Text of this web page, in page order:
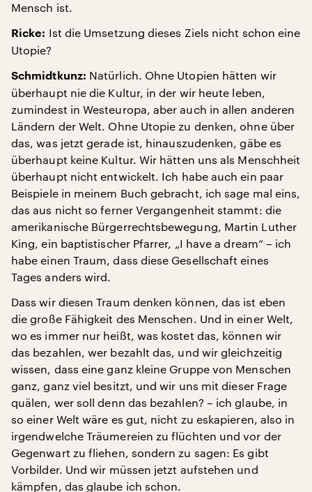
Mensch ist.
Ricke: Ist die Umsetzung dieses Ziels nicht schon eine
Utopie?
Schmidtkunz: Natürlich. Ohne Utopien hätten wir
überhaupt nie die Kultur, in der wir heute leben,
zumindest in Westeuropa, aber auch in allen anderen
Ländern der Welt. Ohne Utopie zu denken, ohne über
das, was jetzt gerade ist, hinauszudenken, gäbe es
überhaupt keine Kultur. Wir hätten uns als Menschheit
überhaupt nicht entwickelt. Ich habe auch ein paar
Beispiele in meinem Buch gebracht, ich sage mal eins,
das aus nicht so ferner Vergangenheit stammt: die
amerikanische Bürgerrechtsbewegung, Martin Luther
King, ein baptistischer Pfarrer, „I have a dream“ – ich
habe einen Traum, dass diese Gesellschaft eines
Tages anders wird.
Dass wir diesen Traum denken können, das ist eben
die große Fähigkeit des Menschen. Und in einer Welt,
wo es immer nur heißt, was kostet das, können wir
das bezahlen, wer bezahlt das, und wir gleichzeitig
wissen, dass eine ganz kleine Gruppe von Menschen
ganz, ganz viel besitzt, und wir uns mit dieser Frage
quälen, wer soll denn das bezahlen? – ich glaube, in
so einer Welt wäre es gut, nicht zu eskapieren, also in
irgendwelche Träumereien zu flüchten und vor der
Gegenwart zu fliehen, sondern zu sagen: Es gibt
Vorbilder. Und wir müssen jetzt aufstehen und
kämpfen, das glaube ich schon.